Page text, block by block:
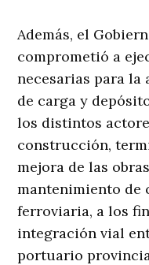
Además, el
comprometió a
necesarias para la
de carga y
los distintos
construcción,
mejora de las
mantenimiento de
ferroviaria, a los
integración vial
portuario